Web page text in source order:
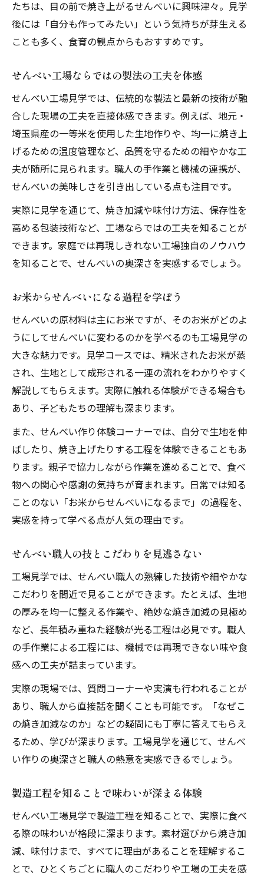
たちは、目の前で焼き上がるせんべいに興味津々。見学
後には「自分も作ってみたい」という気持ちが芽生える
ことも多く、食育の観点からもおすすめです。
せんべい工場ならではの製法の工夫を体感
せんべい工場見学では、伝統的な製法と最新の技術が融
合した現場の工夫を直接体感できます。例えば、地元・
埼玉県産の一等米を使用した生地作りや、均一に焼き上
げるための温度管理など、品質を守るための細やかな工
夫が随所に見られます。職人の手作業と機械の連携が、
せんべいの美味しさを引き出している点も注目です。
実際に見学を通じて、焼き加減や味付け方法、保存性を
高める包装技術など、工場ならではの工夫を知ることが
できます。家庭では再現しきれない工場独自のノウハウ
を知ることで、せんべいの奥深さを実感するでしょう。
お米からせんべいになる過程を学ぼう
せんべいの原材料は主にお米ですが、そのお米がどのよ
うにしてせんべいに変わるのかを学べるのも工場見学の
大きな魅力です。見学コースでは、精米されたお米が蒸
され、生地として成形される一連の流れをわかりやすく
解説してもらえます。実際に触れる体験ができる場合も
あり、子どもたちの理解も深まります。
また、せんべい作り体験コーナーでは、自分で生地を伸
ばしたり、焼き上げたりする工程を体験できることもあ
ります。親子で協力しながら作業を進めることで、食べ
物への関心や感謝の気持ちが育まれます。日常では知る
ことのない「お米からせんべいになるまで」の過程を、
実感を持って学べる点が人気の理由です。
せんべい職人の技とこだわりを見逃さない
工場見学では、せんべい職人の熟練した技術や細やかな
こだわりを間近で見ることができます。たとえば、生地
の厚みを均一に整える作業や、絶妙な焼き加減の見極め
など、長年積み重ねた経験が光る工程は必見です。職人
の手作業による工程には、機械では再現できない味や食
感への工夫が詰まっています。
実際の現場では、質問コーナーや実演も行われることが
あり、職人から直接話を聞くことも可能です。「なぜこ
の焼き加減なのか」などの疑問にも丁寧に答えてもらえ
るため、学びが深まります。工場見学を通じて、せんべ
い作りの奥深さと職人の熱意を実感できるでしょう。
製造工程を知ることで味わいが深まる体験
せんべい工場見学で製造工程を知ることで、実際に食べ
る際の味わいが格段に深まります。素材選びから焼き加
減、味付けまで、すべてに理由があることを理解するこ
とで、ひとくちごとに職人のこだわりや工場の工夫を感